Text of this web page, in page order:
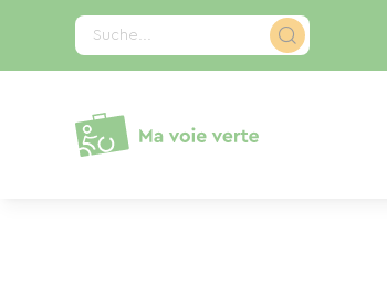
Suche...
Cookie-Einstellungen